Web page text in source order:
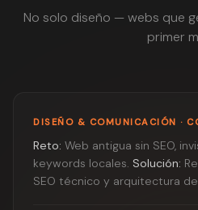
No solo diseño — webs que
primer
DISEÑO & COMUNICACIÓN ·
Reto: Web antigua sin SEO,
keywords locales. Solución:
SEO técnico y arquitectura